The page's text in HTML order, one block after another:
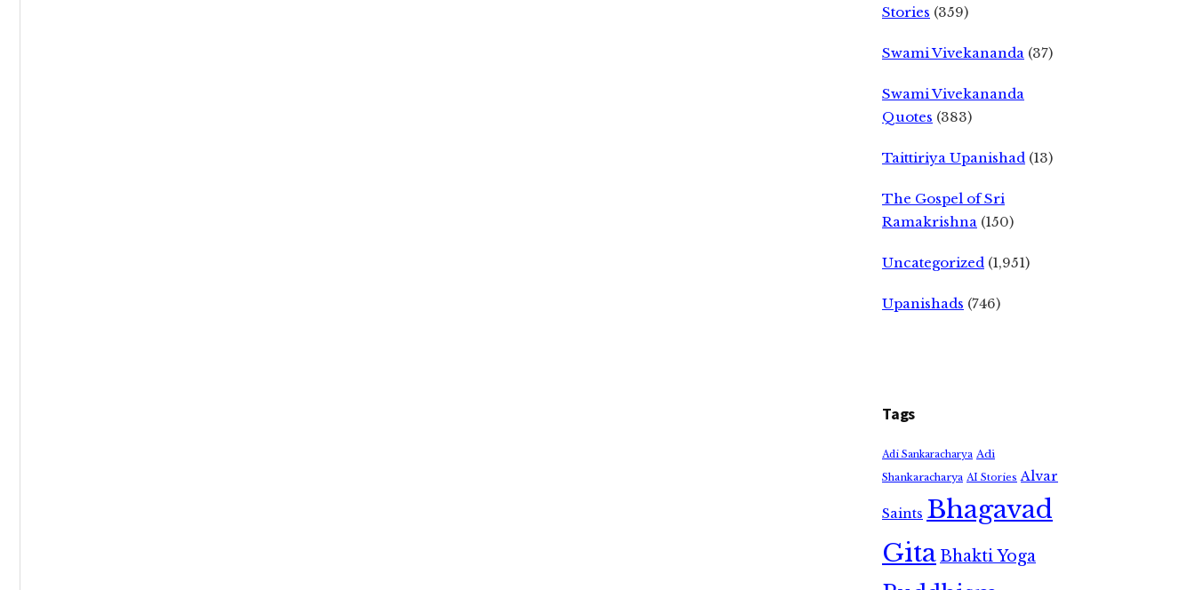
Stories (359)
Swami Vivekananda (37)
Swami Vivekananda
Quotes (383)
Taittiriya Upanishad (13)
The Gospel of Sri
Ramakrishna (150)
Uncategorized (1,951)
Upanishads (746)
Tags
Adi Sankaracharya Adi
Shankaracharya AI Stories Alvar
Saints Bhagavad
GitaBhakti Yoga